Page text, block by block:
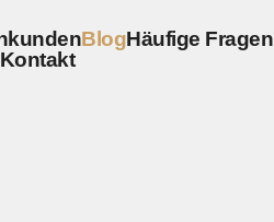
BlogHäufige Fragen
Kontakt